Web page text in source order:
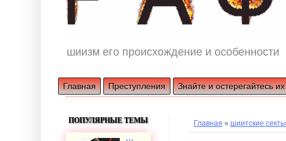
шиизм его происхождение и особенности
Главная Преступления Знайте и остерегайтесь их
Главная » шиитские секты
ПОПУЛЯРНЫЕ ТЕМЫ